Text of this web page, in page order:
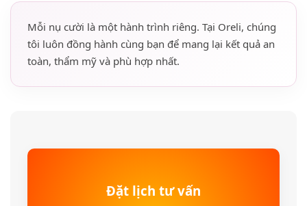
Mỗi nụ cười là một hành trình riêng. Tại Oreli, chúng
tôi luôn đồng hành cùng bạn để mang lại kết quả an
toàn, thẩm mỹ và phù hợp nhất.
Đặt lịch tư vấn